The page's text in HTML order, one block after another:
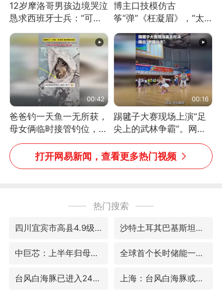
12岁摩洛哥男孩边境哭泣
恳求西班牙士兵：“可不
可以不要把我遣返回国”
博主口技模仿古
筝“弹”《枉凝眉》，“太
像了～你是吃古筝长大的
吗？”“或将成为首位考级
不带古筝的选手。”（来
源：新华每日电讯）
00:42
爸爸钓一天鱼一无所获，
母女俩临时接管钓位，用
玩具鱼竿钓上大鱼
00:16
踢毽子大赛现场上演“足
尖上的武林争霸”。网
友：这哪是踢毽子，分明
是武侠片现场！#睡个好
打开网易新闻，查看更多热门视频
热门搜索
四川宜宾市高县4.9级地震致1人死亡 沙特土耳其巴基斯坦签署共同防务协议
中巨芯：上半年归母净利润1405.77万元 全球首个长时储能一体化产业园量产
台风白海豚已进入24小时警戒线 上海：台风白海豚或将带来龙卷风